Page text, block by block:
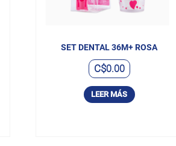
SET DENTAL 36M+ ROSA
C$0.00
LEER MÁS